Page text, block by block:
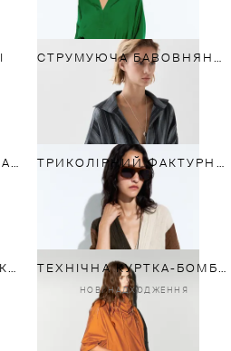
СТРУМУЮЧА БАВОВНЯНО-ЛЛЯНА СОРОЧКА У СМУЖКУ
СОРОЧКА З ШОВКУ ТА БАВОВНИ У СМУЖКУ ТРИКОЛІРНИЙ ФАКТУРНИЙ КАПТАН НА ОСНОВІ ЛЬОНУ
БЛУЗА З КОМІРОМ-СТІЙКОЮ, ВИШИВКОЮ ТА ВОЛАНАМИ ТЕХНІЧНА КУРТКА-БОМБЕР
НОВІ НАДХОДЖЕННЯ